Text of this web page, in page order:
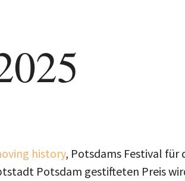
history, Potsdams Festival für
Potsdam gestifteten Preis